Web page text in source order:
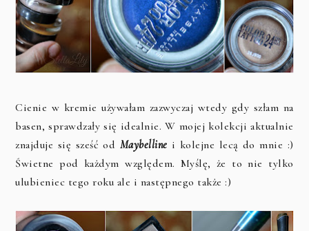
Cienie w kremie używałam zazwyczaj wtedy gdy szłam na
basen, sprawdzały się idealnie. W mojej kolekcji aktualnie
znajduje się sześć od Maybelline i kolejne lecą do mnie :)
Świetne pod każdym względem. Myślę, że to nie tylko
ulubieniec tego roku ale i następnego także :)